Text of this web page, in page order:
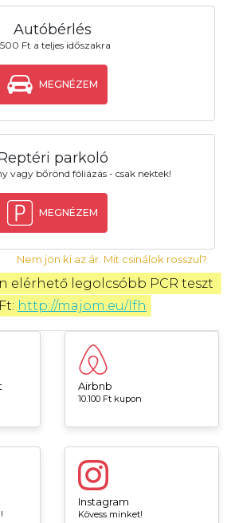
Autóbérlés
Ft a teljes időszakra
MEGNÉZEM
parkoló
vagy bőrönd fóliázás - csak nektek!
MEGNÉZEM
Nem jön ki az ár. Mit csinálok rosszul?
elérhető legolcsóbb PCR teszt
http://majom.eu/Ifh
Airbnb
10.100 Ft kupon
Instagram
Kövess minket!